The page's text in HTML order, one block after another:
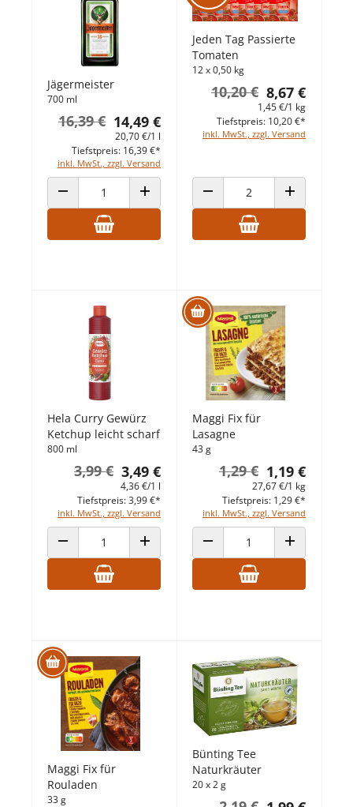
Jägermeister
700 ml
14,49 €
16,39 €
20,70 €/1 l
inkl. MwSt., zzgl. Versand
Tiefstpreis: 16,39 €*
ANZAHL VERRINGERNANZAHL ERHÖHEN
Jeden Tag Passierte
Tomaten
12 x 0,50 kg
8,67 €
10,20 €
1,45 €/1 kg
inkl. MwSt., zzgl. Versand
Tiefstpreis: 10,20 €*
ANZAHL VERRINGERNANZAHL
Hela Curry Gewürz
Ketchup leicht scharf
800 ml
3,49 €
3,99 €
4,36 €/1 l
inkl. MwSt., zzgl. Versand
Tiefstpreis: 3,99 €*
ANZAHL VERRINGERNANZAHL ERHÖHEN
Maggi Fix für
Lasagne
43 g
1,19 €
1,29 €
27,67 €/1 kg
inkl. MwSt., zzgl. Versand
Tiefstpreis: 1,29 €*
ANZAHL VERRINGERNANZAHL
Maggi Fix für
Rouladen
33 g
Bünting Tee
Naturkräuter
20 x 2 g